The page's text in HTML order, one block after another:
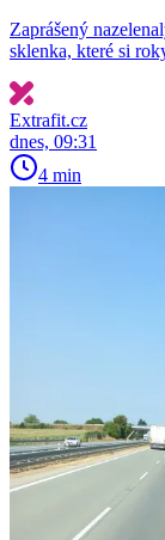
Zaprášený
sklenka, které si
Extrafit.cz
dnes, 09:31
4 min